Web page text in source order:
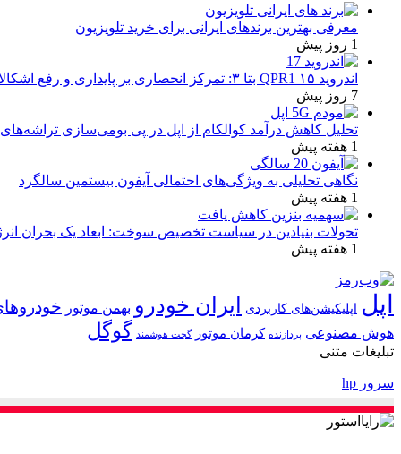
معرفی بهترین برندهای ایرانی برای خرید تلویزیون
1 روز پیش
اندروید ۱۵ QPR1 بتا ۳: تمرکز انحصاری بر پایداری و رفع اشکالات
7 روز پیش
تحلیل کاهش درآمد کوالکام از اپل در پی بومی‌سازی
1 هفته پیش
نگاهی تحلیلی به ویژگی‌های احتمالی آیفون بیستمین سالگرد
1 هفته پیش
تحولات بنیادین در سیاست تخصیص سوخت: ابعاد یک بحران
1 هفته پیش
اپل اپلیکیشن‌های کاربردی ایران خودرو بهمن موتور
هوش مصنوعی پردازنده کرمان موتور گجت هوشمند گوگل
تبلیغات متنی
سرور hp